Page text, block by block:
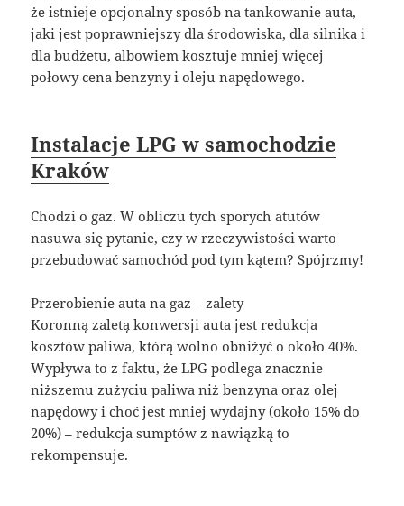
że istnieje opcjonalny sposób na tankowanie auta,
jaki jest poprawniejszy dla środowiska, dla silnika i
dla budżetu, albowiem kosztuje mniej więcej
połowy cena benzyny i oleju napędowego.
Instalacje LPG w samochodzie
Kraków
Chodzi o gaz. W obliczu tych sporych atutów
nasuwa się pytanie, czy w rzeczywistości warto
przebudować samochód pod tym kątem? Spójrzmy!
Przerobienie auta na gaz – zalety
Koronną zaletą konwersji auta jest redukcja
kosztów paliwa, którą wolno obniżyć o około 40%.
Wypływa to z faktu, że LPG podlega znacznie
niższemu zużyciu paliwa niż benzyna oraz olej
napędowy i choć jest mniej wydajny (około 15% do
20%) – redukcja sumptów z nawiązką to
rekompensuje.